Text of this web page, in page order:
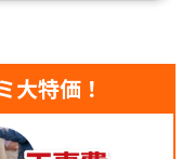
大特価！